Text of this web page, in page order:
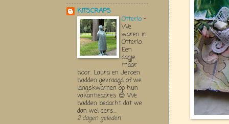
KITSCRAPS
Otterlo -
We
waren in
Otterlo.
Een
dagje
maar
hoor. Laura en Jeroen
hadden gevraagd of we
langskwamen op hun
vakantieadres 😊 We
hadden bedacht dat we
dan wel eers...
2 dagen geleden